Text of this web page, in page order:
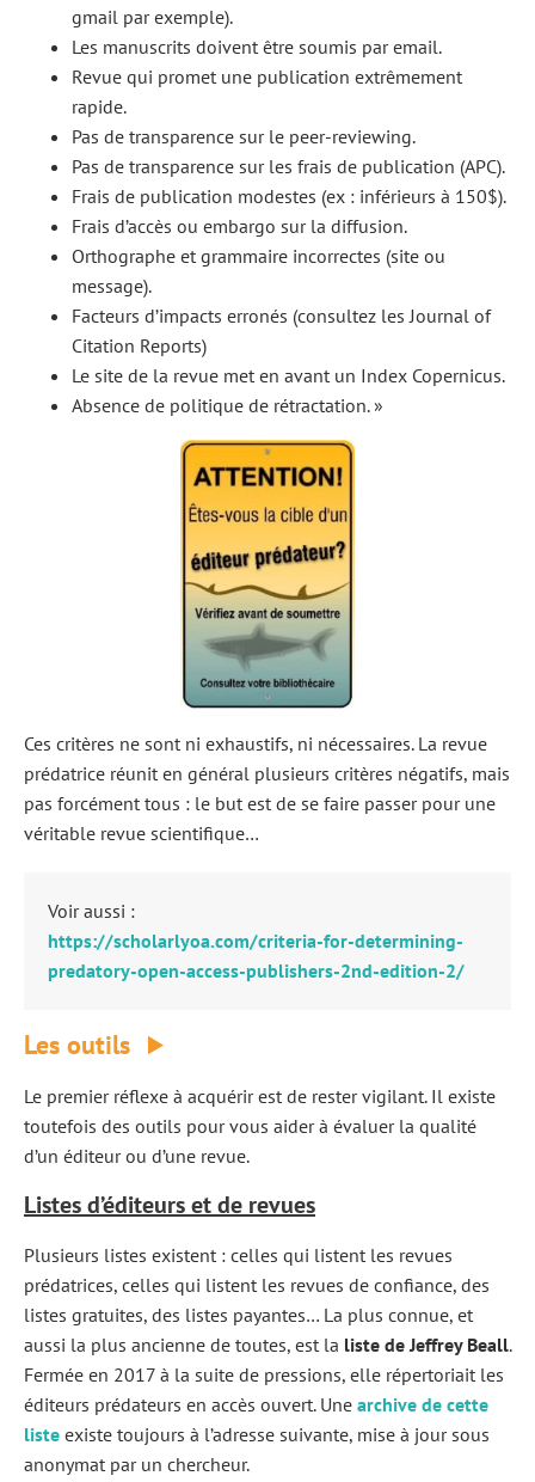
gmail par exemple).
Les manuscrits doivent être soumis par email.
Revue qui promet une publication extrêmement
rapide.
Pas de transparence sur le peer-reviewing.
Pas de transparence sur les frais de publication (APC).
Frais de publication modestes (ex : inférieurs à 150$).
Frais d’accès ou embargo sur la diffusion.
Orthographe et grammaire incorrectes (site ou
message).
Facteurs d’impacts erronés (consultez les Journal of
Citation Reports)
Le site de la revue met en avant un Index Copernicus.
Absence de politique de rétractation. »
Ces critères ne sont ni exhaustifs, ni nécessaires. La revue
prédatrice réunit en général plusieurs critères négatifs, mais
pas forcément tous : le but est de se faire passer pour une
véritable revue scientifique…
Voir aussi :
https://scholarlyoa.com/criteria-for-determining-
predatory-open-access-publishers-2nd-edition-2/
Les outils
Le premier réflexe à acquérir est de rester vigilant. Il existe
toutefois des outils pour vous aider à évaluer la qualité
d’un éditeur ou d’une revue.
Listes d’éditeurs et de revues
Plusieurs listes existent : celles qui listent les revues
prédatrices, celles qui listent les revues de confiance, des
listes gratuites, des listes payantes… La plus connue, et
aussi la plus ancienne de toutes, est la liste de Jeffrey Beall.
Fermée en 2017 à la suite de pressions, elle répertoriait les
éditeurs prédateurs en accès ouvert. Une archive de cette
liste existe toujours à l’adresse suivante, mise à jour sous
anonymat par un chercheur.